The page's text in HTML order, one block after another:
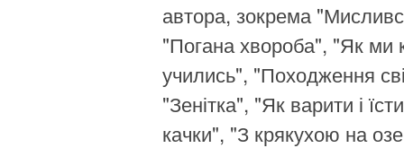
автора, зокрема
"Погана хвороба", "Як ми
учились", "Походження
"Зенітка", "Як варити і
качки", "З крякухою на